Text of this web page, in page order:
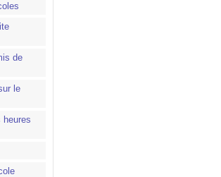
de
le
heures